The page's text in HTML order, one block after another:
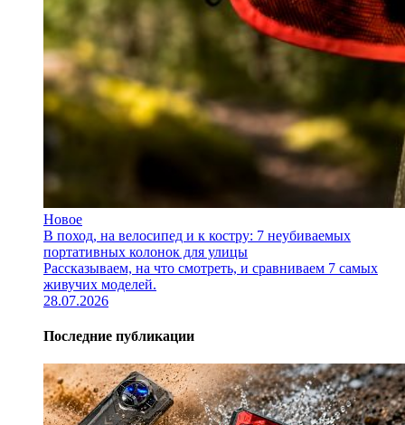
Новое
В поход, на велосипед и к костру: 7 неубиваемых
портативных колонок для улицы
Рассказываем, на что смотреть, и сравниваем 7 самых
живучих моделей.
28.07.2026
Последние публикации